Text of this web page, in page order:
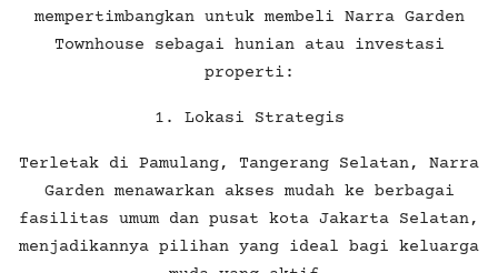
mempertimbangkan untuk membeli Narra Garden
Townhouse sebagai hunian atau investasi
properti:
1. Lokasi Strategis
Terletak di Pamulang, Tangerang Selatan, Narra
Garden menawarkan akses mudah ke berbagai
fasilitas umum dan pusat kota Jakarta Selatan,
menjadikannya pilihan yang ideal bagi keluarga